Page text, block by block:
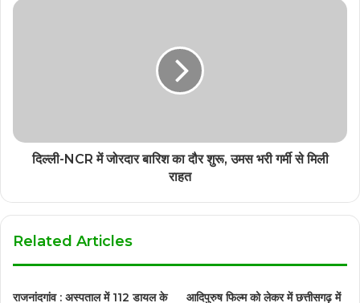
दिल्ली-NCR में जोरदार बारिश का दौर शुरू, उमस भरी गर्मी से मिली
राहत
Related Articles
राजनांदगांव : अस्पताल में 112 डायल के
आदिपुरुष फिल्म को लेकर में छत्तीसगढ़ में